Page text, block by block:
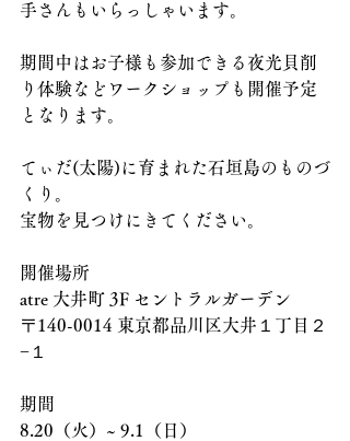
手さんもいらっしゃいます。
期間中はお子様も参加できる夜光貝削
り体験などワークショップも開催予定
となります。
てぃだ(太陽)に育まれた石垣島のものづ
くり。
宝物を見つけにきてください。
開催場所
atre 大井町 3F セントラルガーデン
〒140-0014 東京都品川区大井１丁目２
−１
期間
8.20（火）~ 9.1（日）